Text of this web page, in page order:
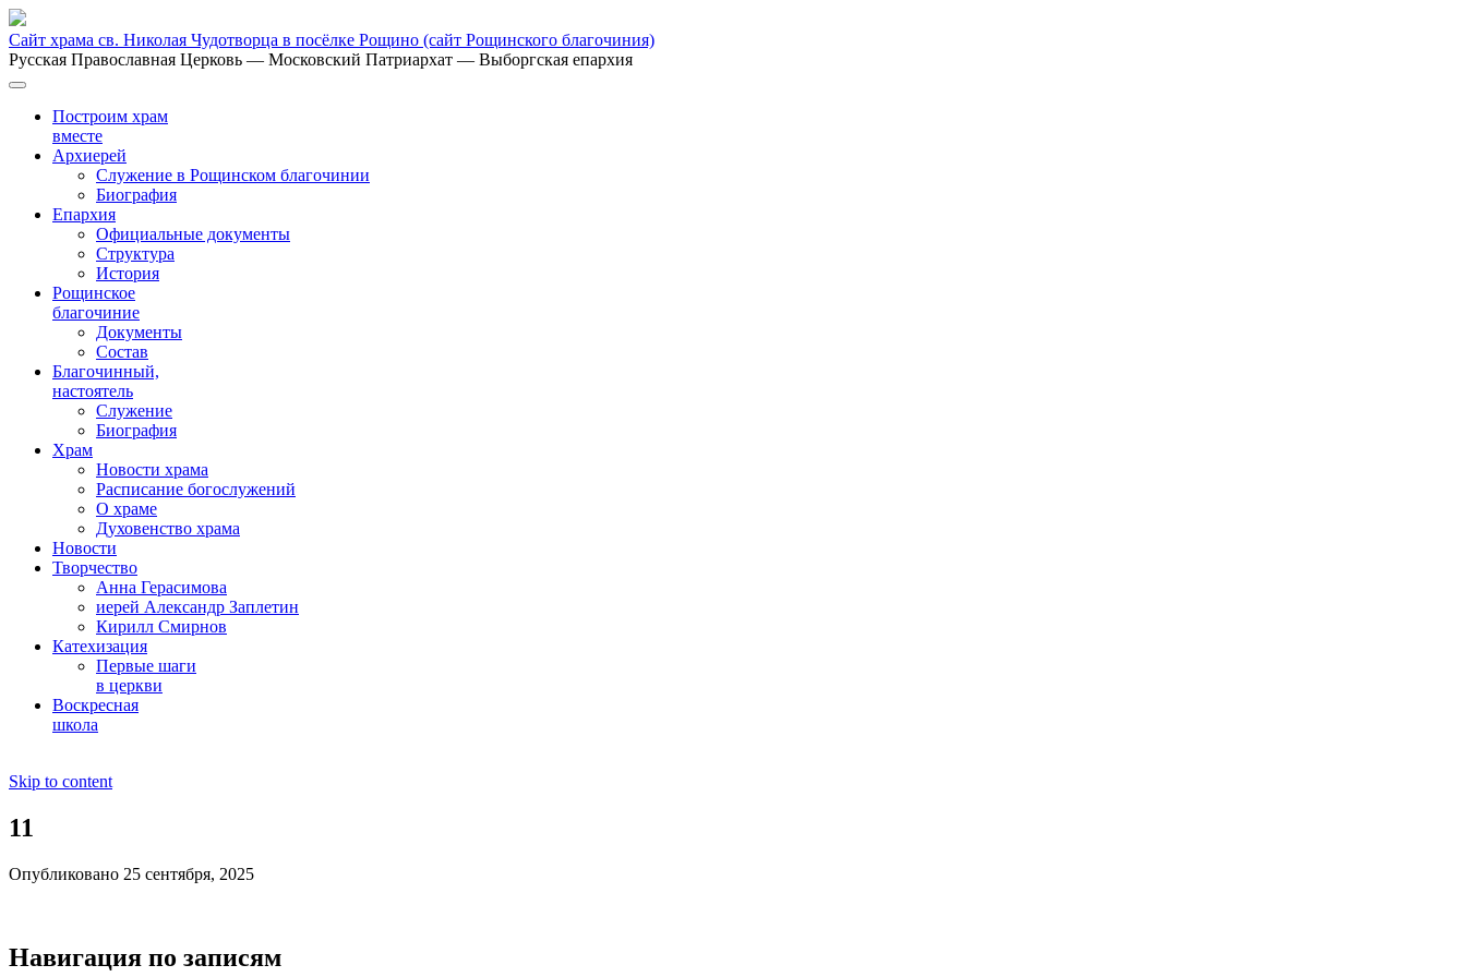
Сайт храма св. Николая Чудотворца в посёлке Рощино (сайт Рощинского благочиния)
Русская Православная Церковь — Московский Патриархат — Выборгская епархия
Построим храм
вместе
Архиерей
Служение в Рощинском благочинии
Биография
Епархия
Официальные документы
Структура
История
Рощинское
благочиние
Документы
Состав
Благочинный,
настоятель
Служение
Биография
Храм
Новости храма
Расписание богослужений
О храме
Духовенство храма
Новости
Творчество
Анна Герасимова
иерей Александр Заплетин
Кирилл Смирнов
Катехизация
Первые шаги
в церкви
Воскресная
школа
Skip to content
11
Опубликовано 25 сентября, 2025
Навигация по записям